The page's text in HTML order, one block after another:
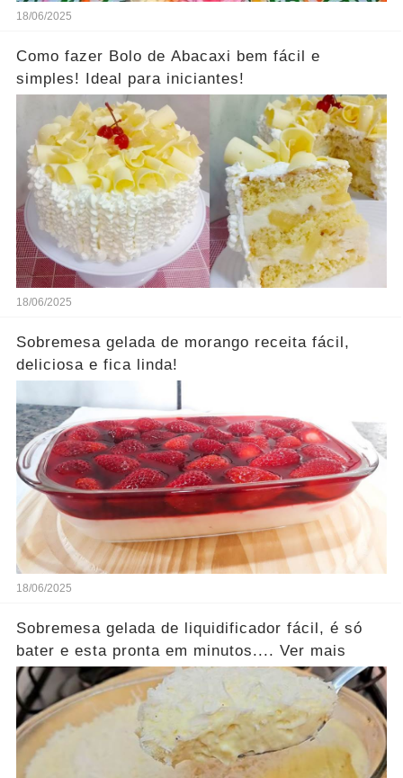
18/06/2025
Como fazer Bolo de Abacaxi bem fácil e
simples! Ideal para iniciantes!
18/06/2025
Sobremesa gelada de morango receita fácil,
deliciosa e fica linda!
18/06/2025
Sobremesa gelada de liquidificador fácil, é só
bater e esta pronta em minutos.... Ver mais